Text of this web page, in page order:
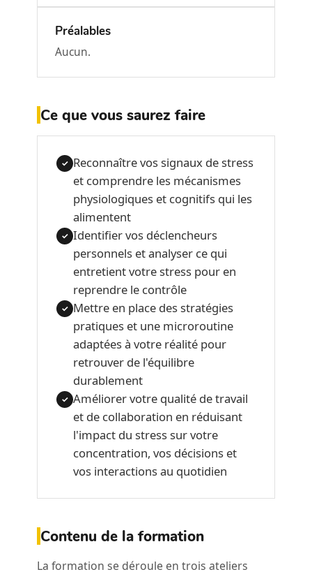
Préalables
Aucun.
Ce que vous saurez faire
✓ Reconnaître vos signaux de stress
et comprendre les mécanismes
physiologiques et cognitifs qui les
alimentent
✓ Identifier vos déclencheurs
personnels et analyser ce qui
entretient votre stress pour en
reprendre le contrôle
✓ Mettre en place des stratégies
pratiques et une microroutine
adaptées à votre réalité pour
retrouver de l'équilibre
durablement
✓ Améliorer votre qualité de travail
et de collaboration en réduisant
l'impact du stress sur votre
concentration, vos décisions et
vos interactions au quotidien
Contenu de la formation
La formation se déroule en trois ateliers